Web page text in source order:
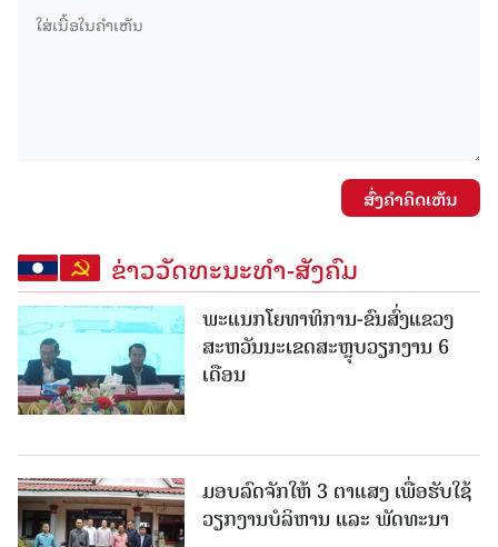
ສົ່ງຄໍາຄິດເຫັນ
ຂ່າວວັດທະນະທຳ-ສັງຄົມ
ພະແນກໂຍທາທິການ-ຂົນສົ່ງແຂວງ
ສະຫວັນນະເຂດສະຫຼຸບວຽກງານ 6
ເດືອນ
ມອບລົດຈັກໃຫ້ 3 ຕາແສງ ເພື່ອຮັບໃຊ້
ວຽກງານບໍລິຫານ ແລະ ພັດທະນາ